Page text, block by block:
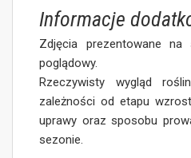
Informacje
Zdjęcia prezentowane
poglądowy.
Rzeczywisty wygląd
zależności od etapu
uprawy oraz sposobu
sezonie.